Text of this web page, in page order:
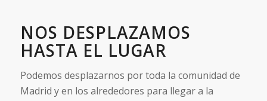
NOS DESPLAZAMOS
HASTA EL LUGAR
Podemos desplazarnos por toda la comunidad de
Madrid y en los alrededores para llegar a la